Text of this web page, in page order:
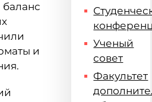
и
Ученый
совет
Факультет